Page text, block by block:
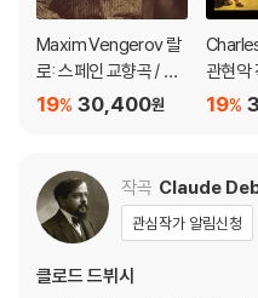
Maxim Vengerov 랄
로: 스페인 교향곡 / 생
상스: 바이올린 협주곡
1 / Saint-Sans: Violin
Concerto Op.61) [U
HQCD]
30,400원
19%
관현악
19%
작곡 Claude
관심작가 알림신청
클로드 드뷔시